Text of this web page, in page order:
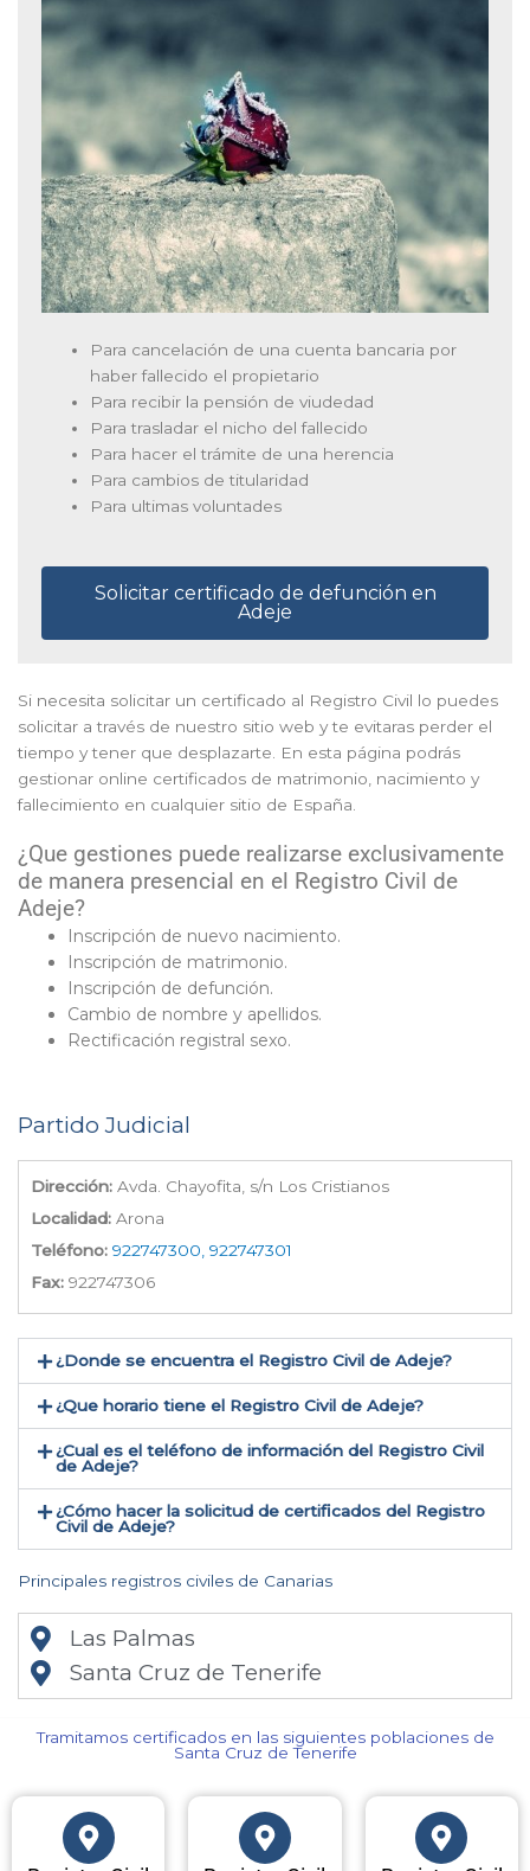
Para cancelación de una cuenta bancaria por
haber fallecido el propietario
Para recibir la pensión de viudedad
Para trasladar el nicho del fallecido
Para hacer el trámite de una herencia
Para cambios de titularidad
Para ultimas voluntades
Solicitar certificado de defunción en
Adeje
Si necesita solicitar un certificado al Registro Civil lo puedes
solicitar a través de nuestro sitio web y te evitaras perder el
tiempo y tener que desplazarte. En esta página podrás
gestionar online certificados de matrimonio, nacimiento y
fallecimiento en cualquier sitio de España.
¿Que gestiones puede realizarse exclusivamente
de manera presencial en el Registro Civil de
Adeje?
Inscripción de nuevo nacimiento.
Inscripción de matrimonio.
Inscripción de defunción.
Cambio de nombre y apellidos.
Rectificación registral sexo.
Partido Judicial
Dirección: Avda. Chayofita, s/n Los Cristianos
Localidad: Arona
Teléfono: 922747300, 922747301
Fax: 922747306
¿Donde se encuentra el Registro Civil de Adeje​?
¿Que horario tiene el Registro Civil de Adeje?
¿Cual es el teléfono de información del Registro Civil
de Adeje​?
¿Cómo hacer la solicitud de certificados del Registro
Civil de Adeje​?
Principales registros civiles de Canarias
Las Palmas
Santa Cruz de Tenerife
Tramitamos certificados en las siguientes poblaciones de
Santa Cruz de Tenerife​